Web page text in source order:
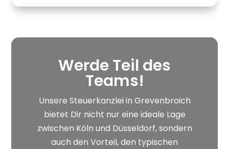
Werde Teil des
Teams!
Unsere Steuerkanzlei in Grevenbroich
bietet Dir nicht nur eine ideale Lage
zwischen Köln und Düsseldorf, sondern
auch den Vorteil, den typischen